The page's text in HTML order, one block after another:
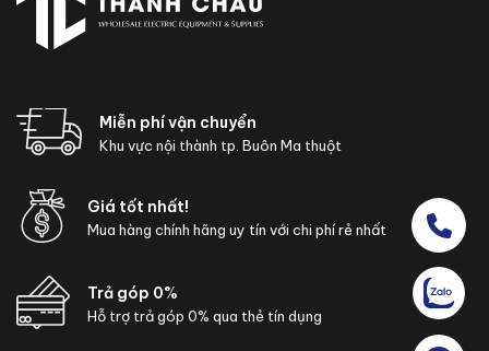
Miễn phí vận chuyển
Khu vực nội thành tp. Buôn Ma thuột
Giá tốt nhất!
Mua hàng chính hãng uy tín với chi phí rẻ nhất
Trả góp 0%
Hỗ trợ trả góp 0% qua thẻ tín dụng